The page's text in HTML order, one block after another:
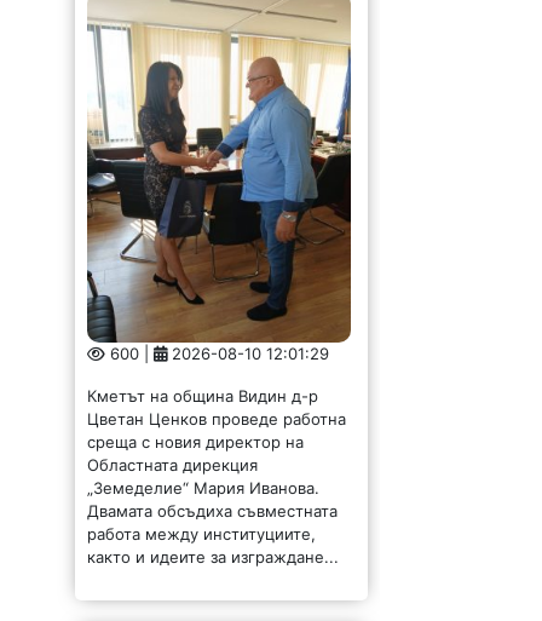
600 | 2026-08-10 12:01:29
Кметът на община Видин д-р
Цветан Ценков проведе работна
среща с новия директор на
Областната дирекция
„Земеделие“ Мария Иванова.
Двамата обсъдиха съвместната
работа между институциите,
както и идеите за изграждане...